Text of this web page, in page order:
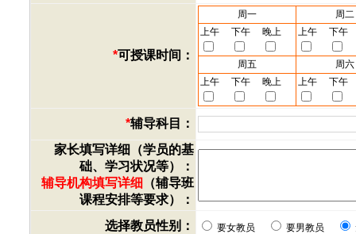
*可授课时间：
周一
周二
上午
下午 晚上 上午 下午
周五
周六
上午
下午 晚上 上午 下午
*辅导科目：
家长填写详细（学员的基
础、学习状况等）：
辅导机构填写详细 （辅导班
课程安排等要求）：
选择教员性别：
要女教员 要男教员